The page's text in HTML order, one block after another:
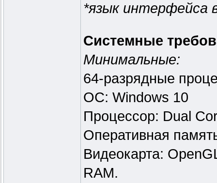
*язык интерфейса
Системные
Минимальные:
64-разрядные
ОС: Windows 10
Процессор: Dual
Оперативная
Видеокарта:
RAM.